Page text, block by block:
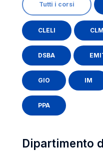
Tutti i corsi
CLELI
DSBA
GIO IM
PPA
Dipartimento